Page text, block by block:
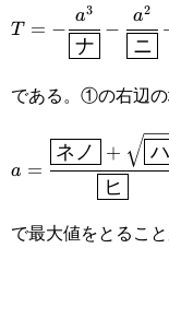
T=-
{\boxed{\text{
{\boxed{\text{
T = −
ナ
a3
−
ニ
a2
である。①の右辺
ノ
{\boxed{\text{
a =
ヒ
ネノ + ハ
で最大値をとること